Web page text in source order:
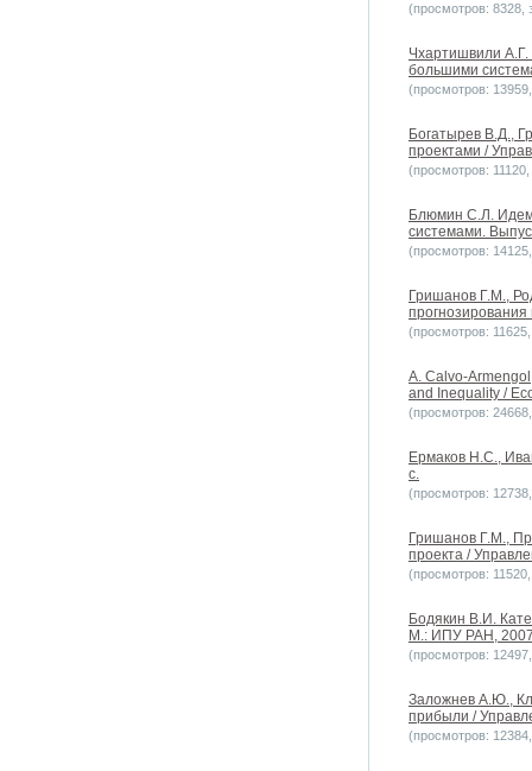
(просмотров: 8328,
Чхартишвили
большими
(просмотров:
Богатырев В.Д.,
проектами /
(просмотров:
Блюмин С.Л.
системами.
(просмотров:
Гришанов Г.М.,
(просмотров:
A. Calvo-
and Inequality /
(просмотров:
Ермаков Н.С.,
с.
(просмотров:
Гришанов Г.М.,
проекта /
(просмотров:
Бодякин В.И.
М.: ИПУ РАН,
(просмотров:
Заложнев А.Ю.,
прибыли /
(просмотров: